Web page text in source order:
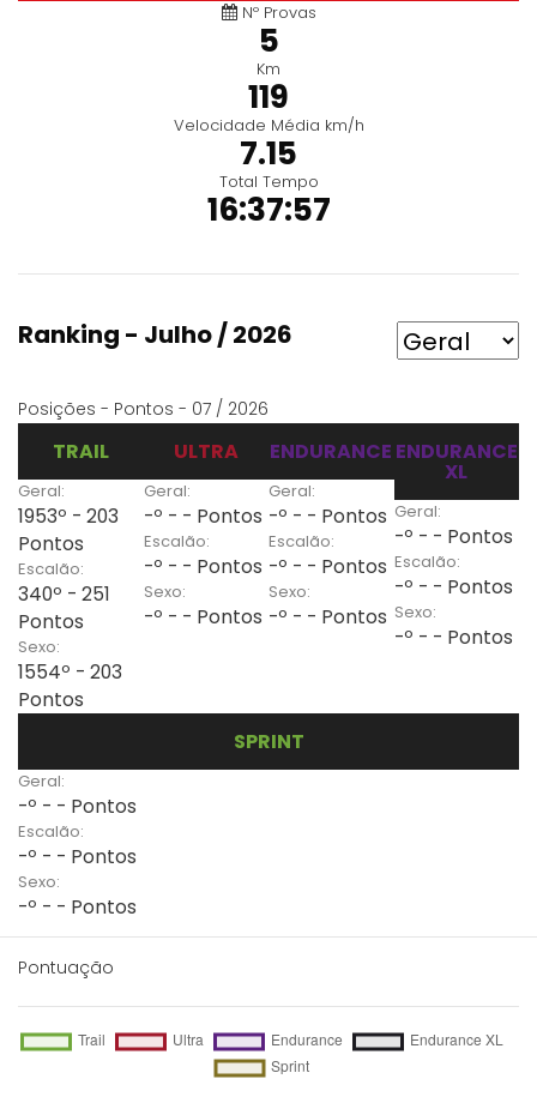
Nº Provas
5
Km
119
Velocidade Média km/h
7.15
Total Tempo
16:37:57
Ranking - Julho / 2026
Posições - Pontos - 07 / 2026
TRAIL
Geral:
1953º - 203
Pontos
Escalão:
340º - 251
Pontos
Sexo:
1554º - 203
Pontos
ULTRA
Geral:
-º - - Pontos
Escalão:
-º - - Pontos
Sexo:
-º - - Pontos
ENDURANCE
Geral:
-º - - Pontos
Escalão:
-º - - Pontos
Sexo:
-º - - Pontos
ENDURANCE
XL
Geral:
-º - - Pontos
Escalão:
-º - - Pontos
Sexo:
-º - - Pontos
SPRINT
Geral:
-º - - Pontos
Escalão:
-º - - Pontos
Sexo:
-º - - Pontos
Pontuação